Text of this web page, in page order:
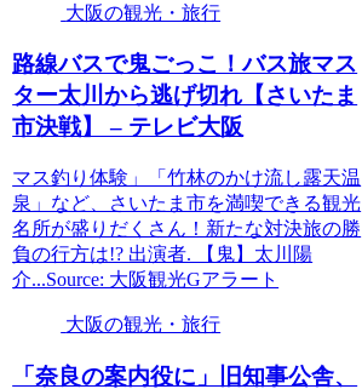
大阪の観光・旅行
路線バスで鬼ごっこ！バス旅マス
ター太川から逃げ切れ【さいたま
市決戦】 – テレビ大阪
マス釣り体験」「竹林のかけ流し露天温
泉」など、さいたま市を満喫できる観光
名所が盛りだくさん！新たな対決旅の勝
負の行方は!? 出演者. 【鬼】太川陽
介...Source: 大阪観光Gアラート
大阪の観光・旅行
「奈良の案内役に」旧知事公舎、